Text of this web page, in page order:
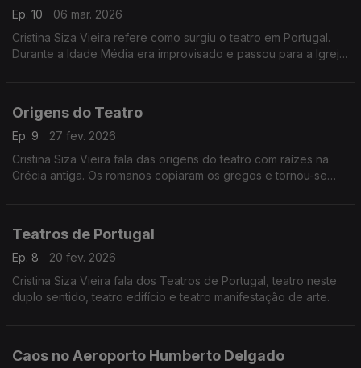
Ep. 10
06 mar. 2026
Cristina Siza Vieira refere como surgiu o teatro em Portugal.
Durante a Idade Média era improvisado e passou para a Igreja.
Origens do Teatro
Ep. 9
27 fev. 2026
Cristina Siza Vieira fala das origens do teatro com raízes na
Grécia antiga. Os romanos copiaram os gregos e tornou-se
Teatros de Portugal
Ep. 8
20 fev. 2026
Cristina Siza Vieira fala dos Teatros de Portugal, teatro neste
duplo sentido, teatro edifício e teatro manifestação de arte.
Caos no Aeroporto Humberto Delgado